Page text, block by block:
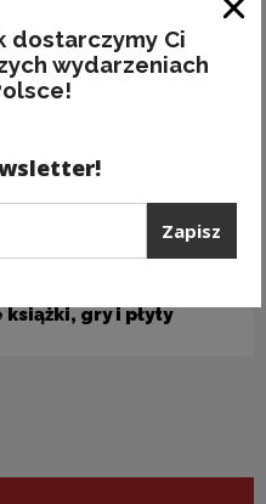
książki, gry i płyty
dostarczymy Ci
wydarzeniach
Zapisz